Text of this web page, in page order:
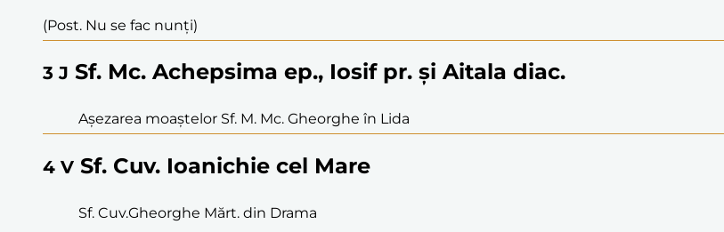
(Post. Nu se fac nunți)
3 J Sf. Mc. Achepsima ep., Iosif pr. și Aitala diac.
Așezarea moaștelor Sf. M. Mc. Gheorghe în Lida
4 V Sf. Cuv. Ioanichie cel Mare
Sf. Cuv.Gheorghe Mărt. din Drama